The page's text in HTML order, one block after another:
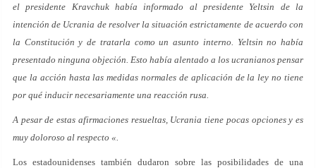
el presidente Kravchuk había informado al presidente Yeltsin de la
intención de Ucrania de resolver la situación estrictamente de acuerdo con
la Constitución y de tratarla como un asunto interno. Yeltsin no había
presentado ninguna objeción. Esto había alentado a los ucranianos pensar
que la acción hasta las medidas normales de aplicación de la ley no tiene
por qué inducir necesariamente una reacción rusa.
A pesar de estas afirmaciones resueltas, Ucrania tiene pocas opciones y es
muy doloroso al respecto «.
Los estadounidenses también dudaron sobre las posibilidades de una